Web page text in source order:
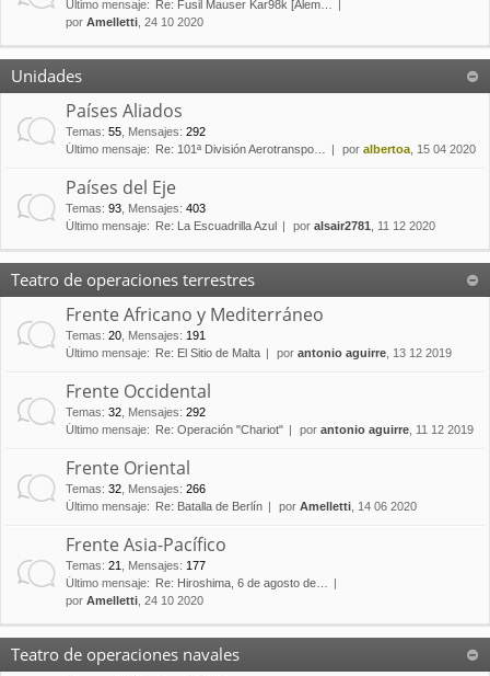
Último mensaje:
Re: Fusil Mauser Kar98k [Alem…
por Amelletti , 24 10 2020
Unidades
Países Aliados
Temas: 55 Mensajes: 292
Último mensaje:
Re: 101ª División Aerotranspo… por albertoa , 15 04 2020
Países del Eje
Temas: 93 Mensajes: 403
Último mensaje:
Re: La Escuadrilla Azul por alsair2781 , 11 12 2020
Teatro de operaciones terrestres
Frente Africano y Mediterráneo
Temas: 20 Mensajes: 191
Último mensaje:
Re: El Sitio de Malta por antonio aguirre , 13 12 2019
Frente Occidental
Temas: 32 Mensajes: 292
Último mensaje:
Re: Operación "Chariot" por antonio aguirre , 11 12 2019
Frente Oriental
Temas: 32 Mensajes: 266
Último mensaje:
Re: Batalla de Berlín por Amelletti , 14 06 2020
Frente Asia-Pacífico
Temas: 21 Mensajes: 177
Último mensaje:
Re: Hiroshima, 6 de agosto de…
por Amelletti , 24 10 2020
Teatro de operaciones navales